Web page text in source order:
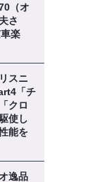
（オ
さ
楽
スニ
「チ
クロ
使し
能を
逸品